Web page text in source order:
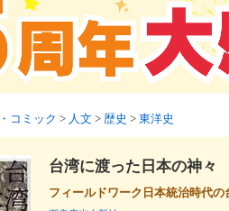
コミック > 人文 > 歴史 > 東洋史
台湾に渡った日本の神々
フィールドワーク日本統治時代の